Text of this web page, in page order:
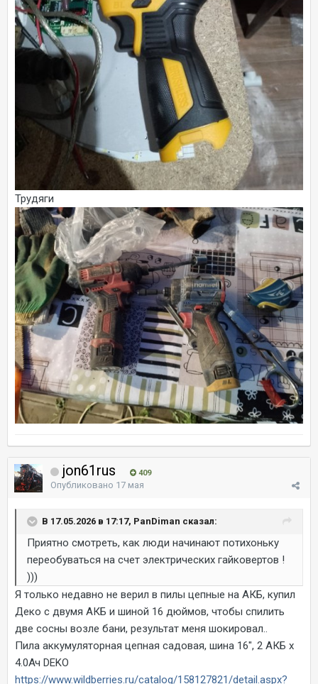
Трудяги
jon61rus 409
Опубликовано 17 мая
В 17.05.2026 в 17:17, PanDiman сказал:
Приятно смотреть, как люди начинают потихоньку
переобуваться на счет электрических гайковертов !
)))
Я только недавно не верил в пилы цепные на АКБ, купил
Деко с двумя АКБ и шиной 16 дюймов, чтобы спилить
две сосны возле бани, результат меня шокировал..
Пила аккумуляторная цепная садовая, шина 16", 2 АКБ х
4.0Ач DEKO
https://www.wildberries.ru/catalog/158127821/detail.aspx?